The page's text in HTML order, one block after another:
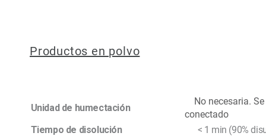
Productos en polvo
Unidad de humectación
No necesaria.
conectado
Tiempo de disolución
< 1 min (90%